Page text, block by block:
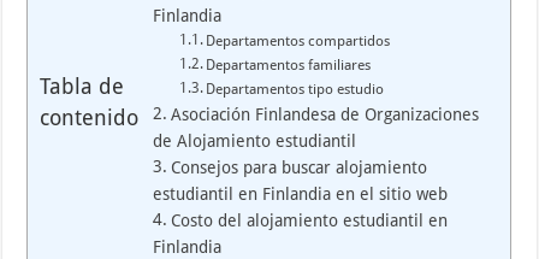
Tabla de
contenido
Finlandia
Departamentos compartidos
Departamentos familiares
Departamentos tipo estudio
Asociación Finlandesa de Organizaciones
de Alojamiento estudiantil
Consejos para buscar alojamiento
estudiantil en Finlandia en el sitio web
Costo del alojamiento estudiantil en
Finlandia